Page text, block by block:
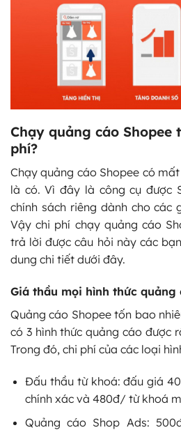
Chạy quảng cáo Shopee
phí?
Chạy quảng cáo Shopee có
là có. Vì đây là công cụ được
chính sách riêng dành cho các
Vậy chi phí chạy quảng cáo
trả lời được câu hỏi này các
dung chi tiết dưới đây.
Giá thầu mọi hình thức quảng
Quảng cáo Shopee tốn bao
có 3 hình thức quảng cáo được
Trong đó, chi phí của các loại
Đấu thầu từ khoá: đấu giá
chính xác và 480đ/ từ khoá
Quảng cáo Shop Ads: